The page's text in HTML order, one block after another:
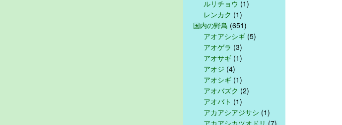
ルリチョウ (1)
レンカク (1)
国内の野鳥 (651)
アオアシシギ (5)
アオゲラ (3)
アオサギ (1)
アオジ (4)
アオシギ (1)
アオバズク (2)
アオバト (1)
アカアシアジサシ (1)
アカアシカツオドリ (7)